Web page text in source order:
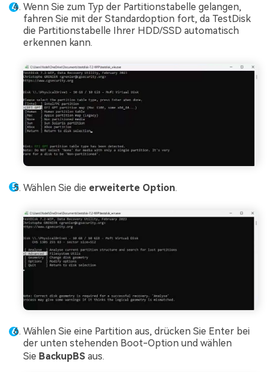
Wenn Sie zum Typ der Partitionstabelle gelangen,
fahren Sie mit der Standardoption fort, da TestDisk
die Partitionstabelle Ihrer HDD/SSD automatisch
erkennen kann.
Wählen Sie die erweiterte Option.
Wählen Sie eine Partition aus, drücken Sie Enter bei
der unten stehenden Boot-Option und wählen
Sie BackupBS aus.